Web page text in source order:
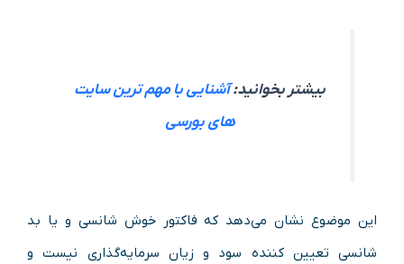
بیشتر بخوانید:آشنایی با مهم ترین سایت
های بورسی
این موضوع نشان می‌دهد که فاکتور خوش شانسی و یا بد
شانسی تعیین کننده سود و زیان سرمایه‌گذاری نیست و